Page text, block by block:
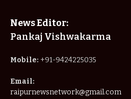
News Editor:
Pankaj Vishwakarma
Mobile: +91-9424225035
Email:
raipurnewsnetwork@gmail.com